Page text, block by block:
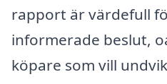
rapport är värdefull
informerade beslut,
köpare som vill